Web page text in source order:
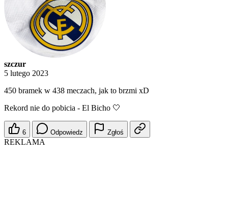
szczur
5 lutego 2023
450 bramek w 438 meczach, jak to brzmi xD
Rekord nie do pobicia - El Bicho 🤍
6 Odpowiedz Zgłoś
REKLAMA